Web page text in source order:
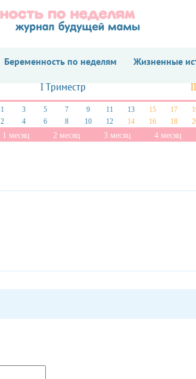
Беременность по неделям Жизненные
I Триместр
1 3 5 7 9 11 13 15 17
2
4 6 8 10 12 14 16 18
1 месяц 2 месяц 3 месяц 4 месяц